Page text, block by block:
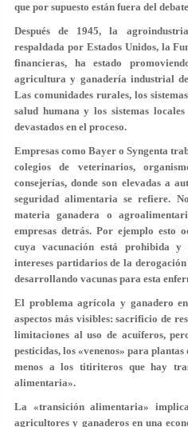
que por supuesto están fuera del
Después de 1945, la
respaldada por Estados Unidos, la
financieras, ha estado
agricultura y ganadería industrial
Las comunidades rurales, los
salud humana y los sistemas
devastados en el proceso.
Empresas como Bayer o Syngenta
colegios de veterinarios,
consejerías, donde son elevadas a
seguridad alimentaria se refiere.
materia ganadera o
empresas detrás. Por ejemplo esto
cuya vacunación está prohibida y
intereses partidarios de la
desarrollando vacunas para esta
El problema agrícola y ganadero
aspectos más visibles: sacrificio de
limitaciones al uso de acuíferos,
pesticidas, los «venenos» para plantas
menos a los titiriteros que hay
alimentaria».
La «transición alimentaria»
agricultores y ganaderos en una